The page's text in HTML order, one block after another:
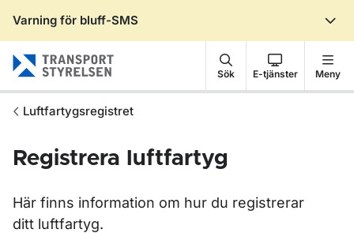
Varning för bluff-SMS
Sök E-tjänster Meny
Luftfartygsregistret
Registrera luftfartyg
Här finns information om hur du registrerar
ditt luftfartyg.